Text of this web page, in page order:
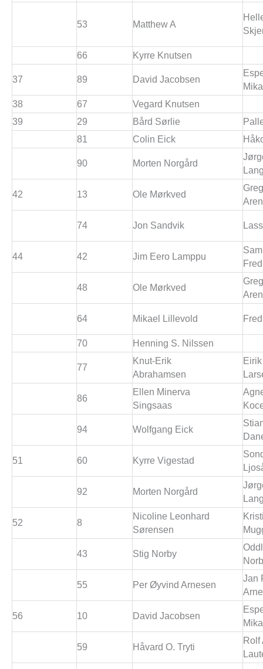
53 Matthew A
66 Kyrre Knutsen
37 89 David Jacobsen
38
67
Vegard Knutsen
39
29 Bård Sørlie
81
Colin Eick
90 Morten Norgård
42 13 Ole Mørkved
74 Jon Sandvik
44 42 Jim Eero Lamppu
48 Ole Mørkved
64 Mikael Lillevold
70 Henning S. Nilssen
77
Knut-Erik
Abrahamsen
86
Ellen Minerva
Singsaas
94 Wolfgang Eick
51 60 Kyrre Vigestad
92 Morten Norgård
52 8
Nicoline Leonhard
Sørensen
43 Stig Norby
55 Per Øyvind Arnesen
Jan
56 10 David Jacobsen
59 Håvard O. Tryti
Rolf